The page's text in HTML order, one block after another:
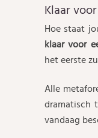
Klaar
Hoe staat
klaar voor
het eerste
Alle
dramatisch
vandaag